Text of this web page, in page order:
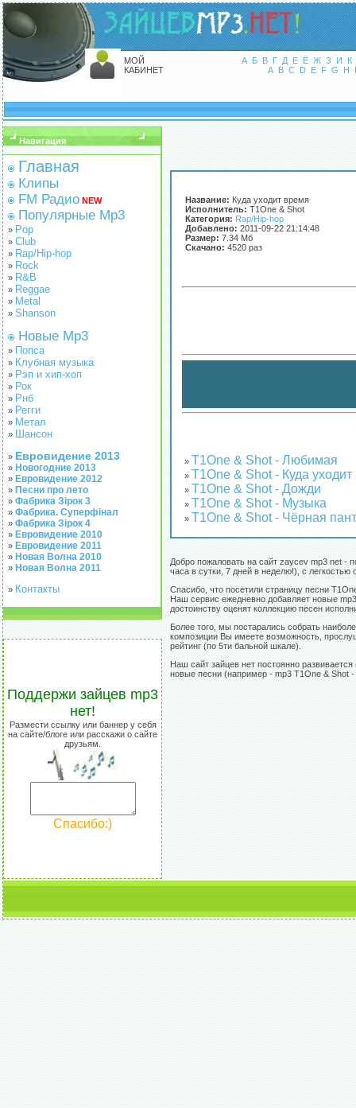
МОЙ
КАБИНЕТ
А Б В Г Д Е Ё Ж З И
К
A B C D E F G H I
Навигация
Главная
Клипы
FM Радио NEW
Популярные Mp3
» Pop
» Club
» Rap/Hip-hop
» Rock
» R&B
» Reggae
» Metal
» Shanson
Новые Mp3
» Попса
» Клубная музыка
» Рэп и хип-хоп
» Рок
» Рнб
» Регги
» Метал
» Шансон
» Евровидение 2013
» Новогодние 2013
» Евровидение 2012
» Песни про лето
» Фабрика Зірок 3
» Фабрика. Суперфінал
» Фабрика Зірок 4
» Евровидение 2010
» Евровидение 2011
» Новая Волна 2010
» Новая Волна 2011
» Контакты
Поддержи зайцев mp3
нет!
Размести ссылку или баннер у себя
на сайте/блоге или расскажи о сайте
друзьям.
Спасибо:)
Название: Куда уходит время
Исполнитель: T1One & Shot
Категория: Rap/Hip-hop
Добавлено: 2011-09-22 21:14:48
Размер: 7.34 Мб
Скачано: 4520 раз
» T1One & Shot - Любимая
» T1One & Shot - Куда
» T1One & Shot - Дожди
» T1One & Shot - Музыка
» T1One & Shot - Чёрная
Добро пожаловать на сайт zaycev mp3 net -
часа в сутки, 7 дней в неделю!), с
Спасибо, что посетили страницу песни
Наш сервис ежедневно добавляет новые
достоинству оценят коллекцию песен
Более того, мы постарались собрать
композиции Вы имеете возможность,
рейтинг (по 5ти бальной шкале).
Наш сайт зайцев нет постоянно
новые песни (например - mp3 T1One & Shot